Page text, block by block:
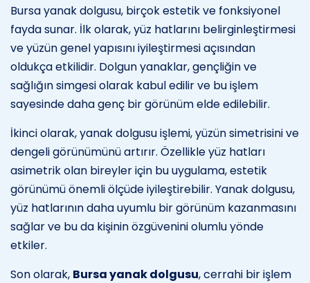
Bursa yanak dolgusu, birçok estetik ve fonksiyonel
fayda sunar. İlk olarak, yüz hatlarını belirginleştirmesi
ve yüzün genel yapısını iyileştirmesi açısından
oldukça etkilidir. Dolgun yanaklar, gençliğin ve
sağlığın simgesi olarak kabul edilir ve bu işlem
sayesinde daha genç bir görünüm elde edilebilir.
İkinci olarak, yanak dolgusu işlemi, yüzün simetrisini ve
dengeli görünümünü artırır. Özellikle yüz hatları
asimetrik olan bireyler için bu uygulama, estetik
görünümü önemli ölçüde iyileştirebilir. Yanak dolgusu,
yüz hatlarının daha uyumlu bir görünüm kazanmasını
sağlar ve bu da kişinin özgüvenini olumlu yönde
etkiler.
Son olarak, Bursa yanak dolgusu, cerrahi bir işlem